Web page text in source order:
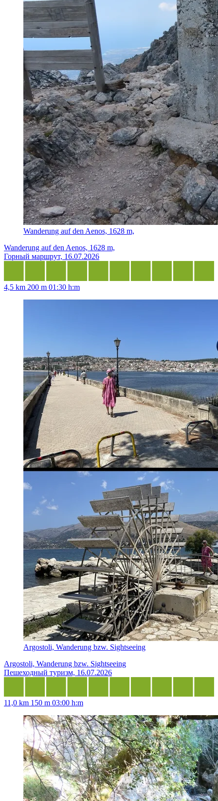
Wanderung auf den Aenos, 1628 m,
Wanderung auf den Aenos, 1628 m,
Горный маршрут, 16.07.2026
4,5 km 200 m 01:30 h:m
Argostoli, Wanderung bzw. Sightseeing
Argostoli, Wanderung bzw. Sightseeing
Пешеходный туризм, 16.07.2026
11,0 km 150 m 03:00 h:m